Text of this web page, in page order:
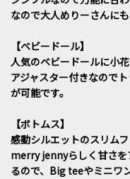
なので大人めりーさんにも
【ベビードール】
人気のベビードールに小
アジャスター付きなので
が可能です。
【ボトムス】
感動シルエットのスリム
merry jennyらしく甘さを
るので、Big teeやミニワ